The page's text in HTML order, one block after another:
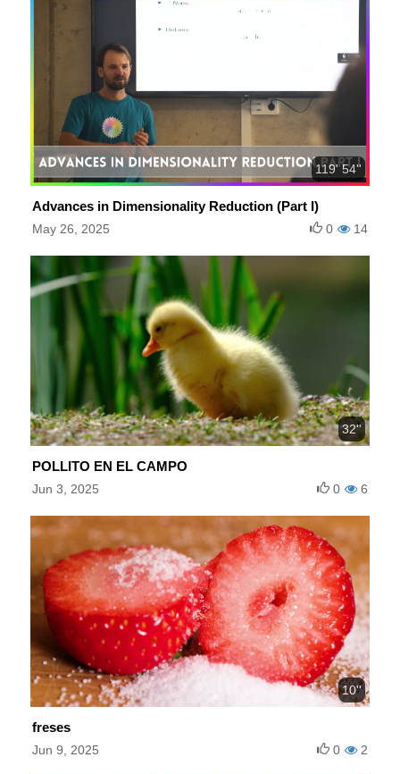
119' 54''
Advances in Dimensionality Reduction (Part I)
May 26, 2025 14
0
32''
POLLITO EN EL CAMPO
Jun 3, 2025 6
0
10''
freses
Jun 9, 2025 2
0